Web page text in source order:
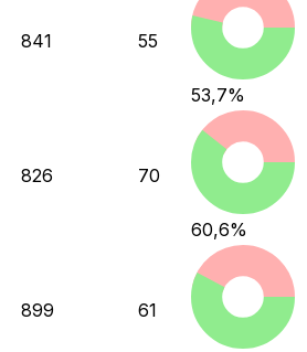
841 55
53,7%
826 70
60,6%
899 61